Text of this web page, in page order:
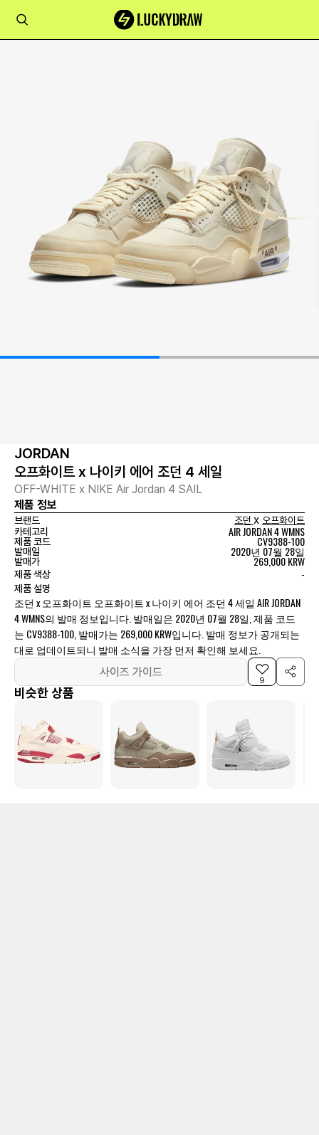
JORDAN
오프화이트 x 나이키 에어 조던 4 세일
OFF-WHITE x NIKE Air Jordan 4 SAIL
제품 정보
브랜드 조던 x 오프화이트
카테고리
AIR JORDAN 4 WMNS
제품 코드 CV9388-100
발매일 2020년 07월 28일
발매가 269,000 KRW
제품 색상 -
제품 설명
조던 x 오프화이트 오프화이트 x 나이키 에어 조던 4 세일 AIR JORDAN
4 WMNS의 발매 정보입니다. 발매일은 2020년 07월 28일, 제품 코드
는 CV9388-100, 발매가는 269,000 KRW입니다. 발매 정보가 공개되는
대로 업데이트되니 발매 소식을 가장 먼저 확인해 보세요.
사이즈 가이드
9
비슷한 상품